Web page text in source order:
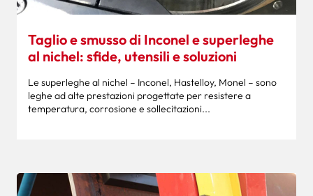
Taglio e smusso di Inconel e superleghe
al nichel: sfide, utensili e soluzioni
Le superleghe al nichel – Inconel, Hastelloy, Monel – sono
leghe ad alte prestazioni progettate per resistere a
temperatura, corrosione e sollecitazioni...